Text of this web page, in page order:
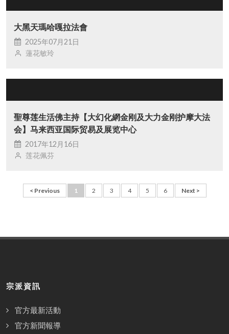
大黑天瑪哈嘎拉法會
2025年07月21日
蓮花敏玲
聖尊莲生活佛主持【大幻化網金刚及大力金刚护摩大法
会】马来西亚国际贸易及展览中心
2017年12月16日
莲花佩芬
< Previous 1 2 3 4 5 6 Next >
宗派資訊
官方最新活動
官方新聞報導